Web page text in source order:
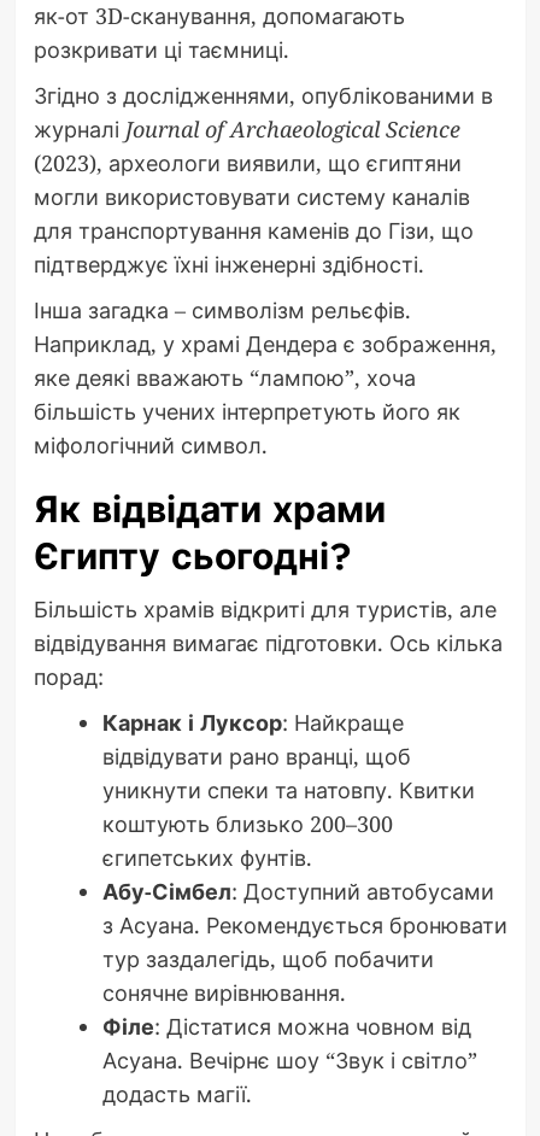
як-от 3D-сканування, допомагають
розкривати ці таємниці.
Згідно з дослідженнями, опублікованими в
журналі Journal of Archaeological Science
(2023), археологи виявили, що єгиптяни
могли використовувати систему каналів
для транспортування каменів до Гізи, що
підтверджує їхні інженерні здібності.
Інша загадка – символізм рельєфів.
Наприклад, у храмі Дендера є зображення,
яке деякі вважають “лампою”, хоча
більшість учених інтерпретують його як
міфологічний символ.
Як відвідати храми
Єгипту сьогодні?
Більшість храмів відкриті для туристів, але
відвідування вимагає підготовки. Ось кілька
порад:
Карнак і Луксор: Найкраще
відвідувати рано вранці, щоб
уникнути спеки та натовпу. Квитки
коштують близько 200–300
єгипетських фунтів.
Абу-Сімбел: Доступний автобусами
з Асуана. Рекомендується бронювати
тур заздалегідь, щоб побачити
сонячне вирівнювання.
Філе: Дістатися можна човном від
Асуана. Вечірнє шоу “Звук і світло”
додасть магії.